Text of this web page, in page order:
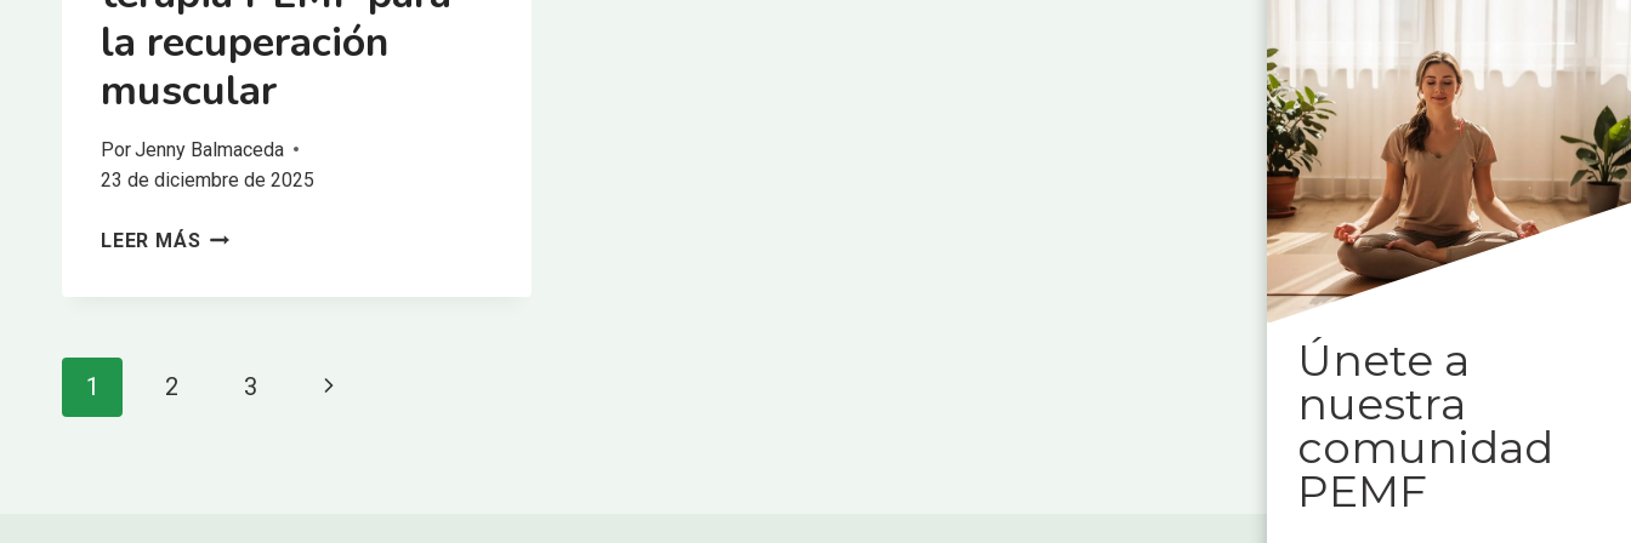
la recuperación
muscular
PorJenny Balmaceda
23 de diciembre de 2025
LEER MÁSBENEFICIOS
LA
PARA
Navegación
de
1 2 3
Página
Únete a
nuestra
comunidad
PEMF